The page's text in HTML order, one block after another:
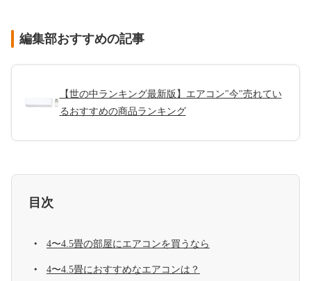
編集部おすすめの記事
【世の中ランキング最新版】エアコン"今"売れてい
るおすすめの商品ランキング
目次
4〜4.5畳の部屋にエアコンを買うなら
4〜4.5畳におすすめなエアコンは？